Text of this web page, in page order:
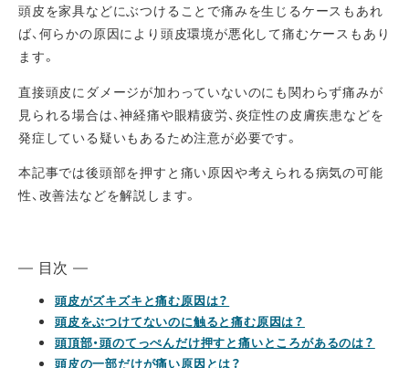
頭皮を家具などにぶつけることで痛みを生じるケースもあれ
ば、何らかの原因により頭皮環境が悪化して痛むケースもあり
ます。
直接頭皮にダメージが加わっていないのにも関わらず痛みが
見られる場合は、神経痛や眼精疲労、炎症性の皮膚疾患などを
発症している疑いもあるため注意が必要です。
本記事では後頭部を押すと痛い原因や考えられる病気の可能
性、改善法などを解説します。
— 目次 —
頭皮がズキズキと痛む原因は？
頭皮をぶつけてないのに触ると痛む原因は？
頭頂部・頭のてっぺんだけ押すと痛いところがあるのは？
頭皮の一部だけが痛い原因とは？